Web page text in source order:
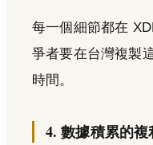
每一個細節都在
爭者要在台灣複製
時間。
4. 數據積累的